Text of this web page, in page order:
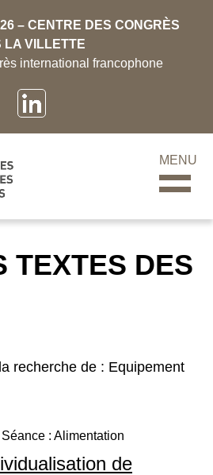
– CENTRE DES CONGRÈS
LA VILLETTE
international francophone
MENU
TEXTES DES
recherche de : Equipement
: Alimentation
de